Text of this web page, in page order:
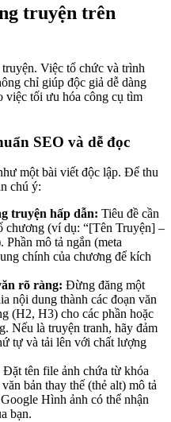
truyện trên
Việc tổ chức và trình
chỉ giúp độc giả dễ dàng
việc tối ưu hóa công cụ tìm
SEO và dễ đọc
một bài viết độc lập. Để thu
chú ý:
truyện hấp dẫn: Tiêu đề cần
chương (ví dụ: “[Tên Truyện] –
mô tả ngắn (meta
chính của chương để kích
rõ ràng: Đừng đăng một
nội dung thành các đoạn văn
(H2, H3) cho các phần hoặc
Nếu là truyện tranh, hãy đảm
tự và tải lên với chất lượng
Đặt tên file ảnh chứa từ khóa
bản thay thế (thẻ alt) mô tả
Hình ảnh có thể nhận
bạn.